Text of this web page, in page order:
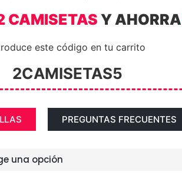
CAMISETAS Y AHORRA
este código en tu carrito
2CAMISETAS5
PREGUNTAS FRECUENTES